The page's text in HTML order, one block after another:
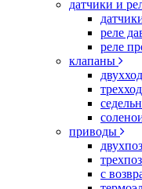
датчики и
реле
реле
клапаны
приводы
с